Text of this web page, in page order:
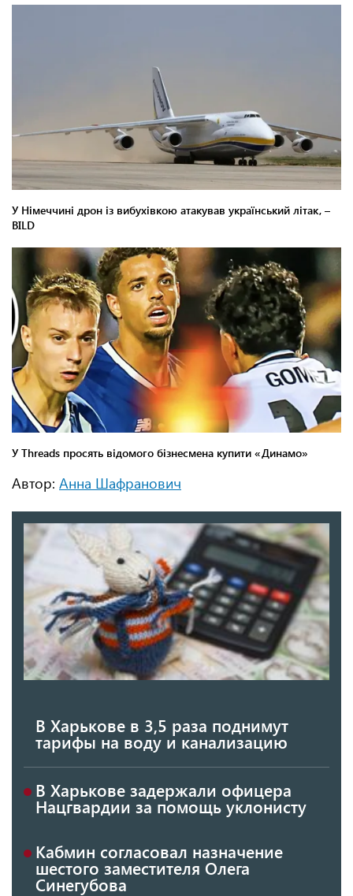
Автор: Анна Шафранович
В Харькове в 3,5 раза поднимут
тарифы на воду и канализацию
В Харькове задержали офицера
Нацгвардии за помощь уклонисту
Кабмин согласовал назначение
шестого заместителя Олега
Синегубова